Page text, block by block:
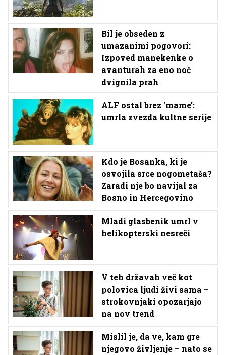
Bil je obseden z
umazanimi pogovori:
Izpoved manekenke o
avanturah za eno noč
dvignila prah
ALF ostal brez 'mame':
umrla zvezda kultne serije
Kdo je Bosanka, ki je
osvojila srce nogometaša?
Zaradi nje bo navijal za
Bosno in Hercegovino
Mladi glasbenik umrl v
helikopterski nesreči
V teh državah več kot
polovica ljudi živi sama –
strokovnjaki opozarjajo
na nov trend
Mislil je, da ve, kam gre
njegovo življenje – nato se